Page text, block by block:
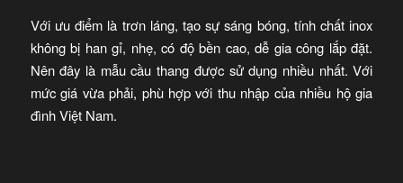
Với ưu điểm là trơn láng, tạo sự sáng bóng, tính chất inox
không bị han gỉ, nhẹ, có độ bền cao, dễ gia công lắp đặt.
Nên đây là mẫu cầu thang được sử dụng nhiều nhất. Với
mức giá vừa phải, phù hợp với thu nhập của nhiều hộ gia
đình Việt Nam.